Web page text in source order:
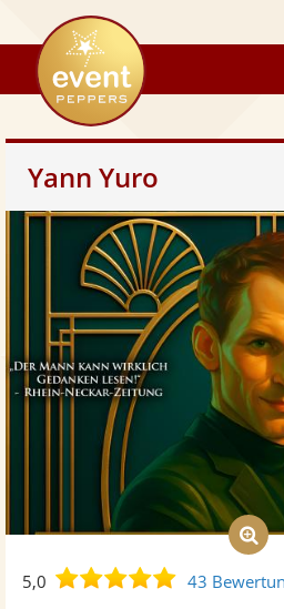
eventpeppers
Yann Yuro
5,0
5,0
43